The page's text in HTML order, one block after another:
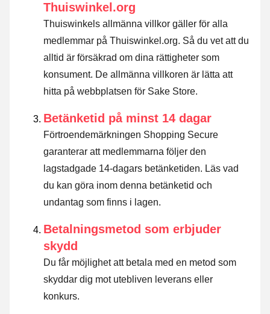
Thuiswinkel.org
Thuiswinkels allmänna villkor gäller för alla
medlemmar på Thuiswinkel.org. Så du vet att du
alltid är försäkrad om dina rättigheter som
konsument. De allmänna villkoren är lätta att
hitta på webbplatsen för Sake Store.
Betänketid på minst 14 dagar
Förtroendemärkningen Shopping Secure
garanterar att medlemmarna följer den
lagstadgade 14-dagars betänketiden. Läs vad
du kan göra inom denna betänketid och
undantag som finns i lagen.
Betalningsmetod som erbjuder
skydd
Du får möjlighet att betala med en metod som
skyddar dig mot utebliven leverans eller
konkurs.